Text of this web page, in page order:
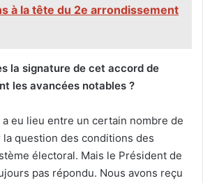
à la tête du 2e arrondissement
la signature de cet accord de
les avancées notables ?
a eu lieu entre un certain nombre de
question des conditions des
électoral. Mais le Président de
pas répondu. Nous avons reçu